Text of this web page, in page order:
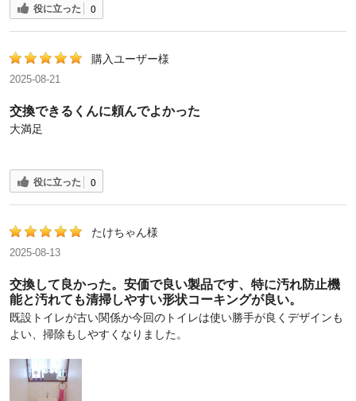
役に立った 0
購入ユーザー様
2025-08-21
交換できるくんに頼んでよかった
大満足
役に立った 0
たけちゃん様
2025-08-13
交換して良かった。安価で良い製品です、特に汚れ防止機
能と汚れても清掃しやすい形状コーキングが良い。
既設トイレが古い関係か今回のトイレは使い勝手が良くデザインも
よい、掃除もしやすくなりました。